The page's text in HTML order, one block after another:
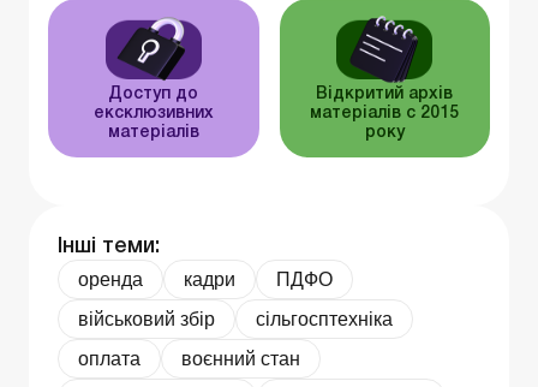
Доступ до
ексклюзивних
матеріалів
Відкритий архів
матеріалів c 2015
року
Інші теми:
оренда кадри
ПДФО
військовий збір
сільгосптехніка
оплата
воєнний стан